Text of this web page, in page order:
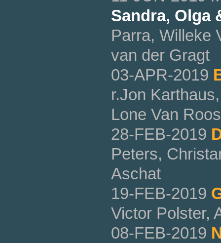
Sandra, Olga
Parra, Willeke
van der Gragt
03-APR-2019
r.Jon
Lone Van
28-FEB-2019
Peters,
Aschat
19-FEB-2019
Victor Polster,
08-FEB-2019